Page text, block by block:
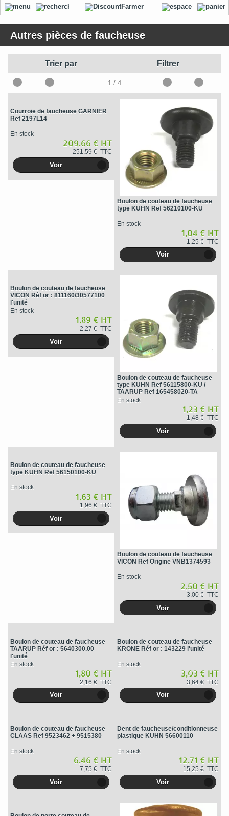
Autres pièces de faucheuse
Trier par Filtrer
1/ 4
Courroie de faucheuse GARNIER
Ref 2197L14
En stock
209,66 € HT
251,59 € TTC
Voir
Boulon de couteau de faucheuse
type KUHN Ref 56210100-KU
En stock
1,04 € HT
1,25 € TTC
Voir
Boulon de couteau de faucheuse
VICON Réf or : 811160/30577100
l'unité
En stock
1,89 € HT
2,27 € TTC
Voir
Boulon de couteau de faucheuse
type KUHN Ref 56115800-KU /
TAARUP Ref 165458020-TA
En stock
1,23 € HT
1,48 € TTC
Voir
Boulon de couteau de faucheuse
type KUHN Ref 56150100-KU
En stock
1,63 € HT
1,96 € TTC
Voir
Boulon de couteau de faucheuse
VICON Ref Origine VNB1374593
En stock
2,50 € HT
3,00 € TTC
Voir
Boulon de couteau de faucheuse
TAARUP Réf or : 5640300.00
l'unité
En stock
1,80 € HT
2,16 € TTC
Voir
Boulon de couteau de faucheuse
KRONE Réf or : 143229 l'unité
En stock
3,03 € HT
3,64 € TTC
Voir
Boulon de couteau de faucheuse
CLAAS Ref 9523462 + 9515380
En stock
6,46 € HT
7,75 € TTC
Voir
Dent de faucheuse/conditionneuse
plastique KUHN 56600110
En stock
12,71 € HT
15,25 € TTC
Voir